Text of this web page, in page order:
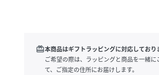
redeem本商品はギフトラッピングに対応しており
ご希望の際は、ラッピングと商品を一緒
て、ご指定の住所にお届けします。